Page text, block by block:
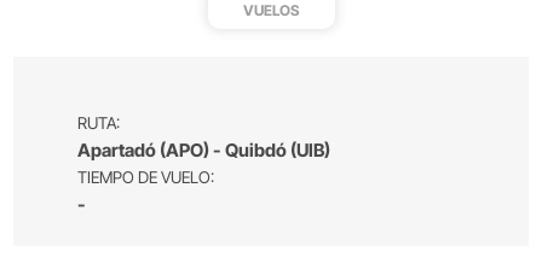
VUELOS
RUTA:
Apartadó (APO) - Quibdó (UIB)
TIEMPO DE VUELO:
-